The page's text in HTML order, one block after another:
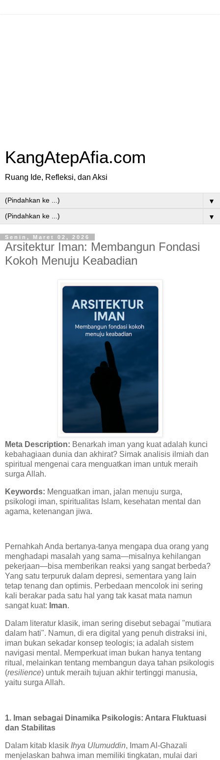
KangAtepAfia.com
Ruang Ide, Refleksi, dan Aksi
▼
▼
Senin, Maret 02, 2026
Arsitektur Iman: Membangun Fondasi
Kokoh Menuju Keabadian
Meta Description: Benarkah iman yang kuat adalah kunci
kebahagiaan dunia dan akhirat? Simak analisis ilmiah dan
spiritual mengenai cara menguatkan iman untuk meraih
surga Allah.
Keywords: Menguatkan iman, jalan menuju surga,
psikologi iman, spiritualitas Islam, kesehatan mental dan
agama, ketenangan jiwa.
Pernahkah Anda bertanya-tanya mengapa dua orang yang
menghadapi masalah yang sama—misalnya kehilangan
pekerjaan—bisa memberikan reaksi yang sangat berbeda?
Yang satu terpuruk dalam depresi, sementara yang lain
tetap tenang dan optimis. Perbedaan mencolok ini sering
kali berakar pada satu hal yang tak kasat mata namun
sangat kuat: Iman.
Dalam literatur klasik, iman sering disebut sebagai "mutiara
dalam hati". Namun, di era digital yang penuh distraksi ini,
iman bukan sekadar konsep teologis; ia adalah sistem
navigasi mental. Memperkuat iman bukan hanya tentang
ritual, melainkan tentang membangun daya tahan psikologis
(resilience) untuk meraih tujuan akhir tertinggi manusia,
yaitu surga Allah.
1. Iman sebagai Dinamika Psikologis: Antara Fluktuasi
dan Stabilitas
Dalam kitab klasik Ihya Ulumuddin, Imam Al-Ghazali
menjelaskan bahwa iman memiliki tingkatan, mulai dari